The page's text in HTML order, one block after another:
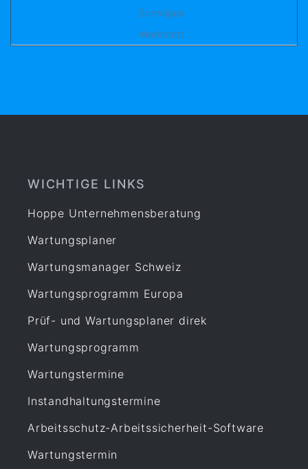
Sonstiges
Werkstatt
WICHTIGE LINKS
Hoppe Unternehmensberatung
Wartungsplaner
Wartungsmanager Schweiz
Wartungsprogramm Europa
Prüf- und Wartungsplaner direk
Wartungsprogramm
Wartungstermine
Instandhaltungstermine
Arbeitsschutz-Arbeitssicherheit-Software
Wartungstermin